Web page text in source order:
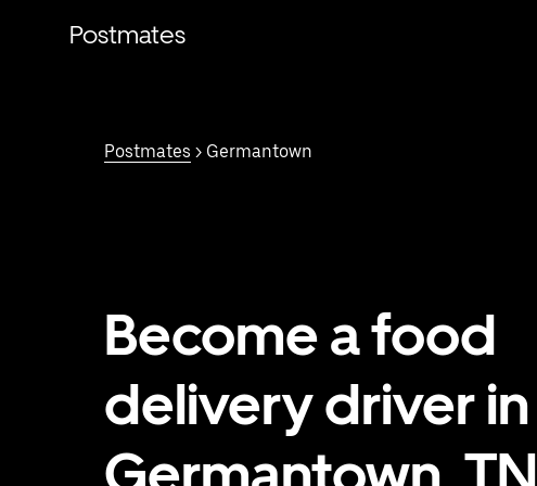
contenidoPostmates
Postmates > Germantown
Become a food
delivery driver in